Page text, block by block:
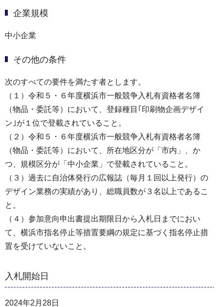
企業規模
中小企業
その他の条件
次のすべての要件を満たす者とします。
（１）令和５・６年度横浜市一般競争入札有資格者名簿
（物品・委託等）において、登録種目｢印刷物企画デザイ
ン｣が１位で登載されていること。
（２）令和５・６年度横浜市一般競争入札有資格者名簿
（物品・委託等）において、所在地区分が「市内」、か
つ、規模区分が「中小企業」で登載されていること。
（３）過去に自治体発行の広報誌（毎月１回以上発行）の
デザイン業務の実績があり、総職員数が３名以上であるこ
と。
（４）参加意向申出書提出期限日から入札日までにおい
て、横浜市指名停止等措置要綱の規定に基づく指名停止措
置を受けていないこと。
入札開始日
2024年2月28日